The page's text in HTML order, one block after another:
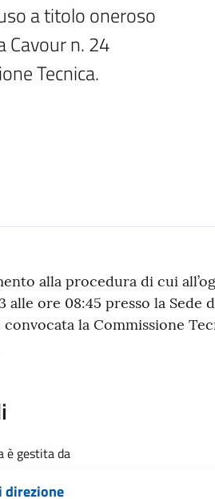
a titolo oneroso
Cavour n. 24
Tecnica.
alla procedura di cui
ore 08:45 presso la Sede
convocata la Commissione
è gestita da
direzione